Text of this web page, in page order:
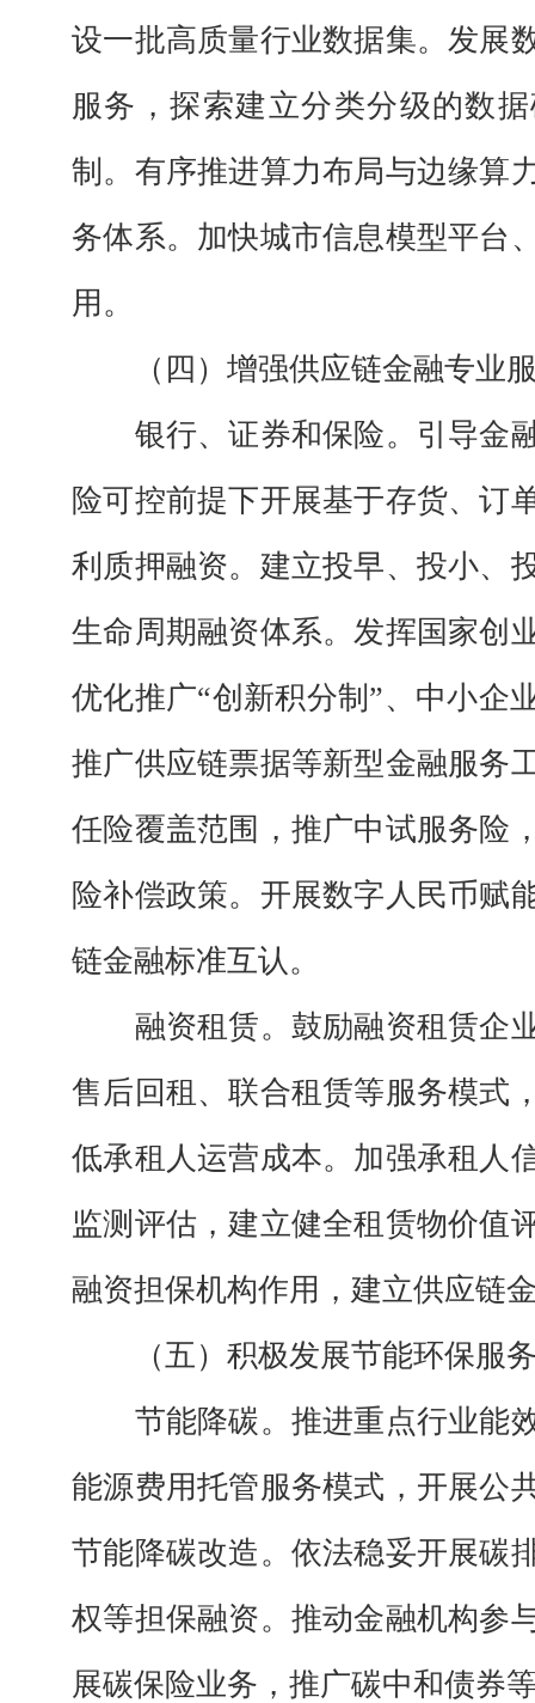
设一批高质量行业数据集。发展
服务，探索建立分类分级的数
制。有序推进算力布局与边缘算
务体系。加快城市信息模型平台
用。
（四）增强供应链金融专业
银行、证券和保险。 引导金
险可控前提下开展基于存货、订
利质押融资。建立投早、投小、
生命周期融资体系。发挥国家创
优化推广“创新积分制”、中小企
推广供应链票据等新型金融服务
任险覆盖范围，推广中试服务险
险补偿政策。开展数字人民币赋
链金融标准互认。
融资租赁。 鼓励融资租赁企
售后回租、联合租赁等服务模式
低承租人运营成本。加强承租人
监测评估，建立健全租赁物价值
融资担保机构作用，建立供应链
（五）积极发展节能环保服
节能降碳。 推进重点行业能
能源费用托管服务模式，开展公
节能降碳改造。依法稳妥开展碳
权等担保融资。推动金融机构参
展碳保险业务，推广碳中和债券